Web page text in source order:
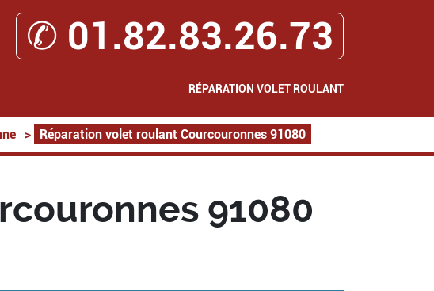
✆ 01.82.83.26.73
RÉPARATION VOLET ROULANT
> Réparation volet roulant Courcouronnes 91080
91080